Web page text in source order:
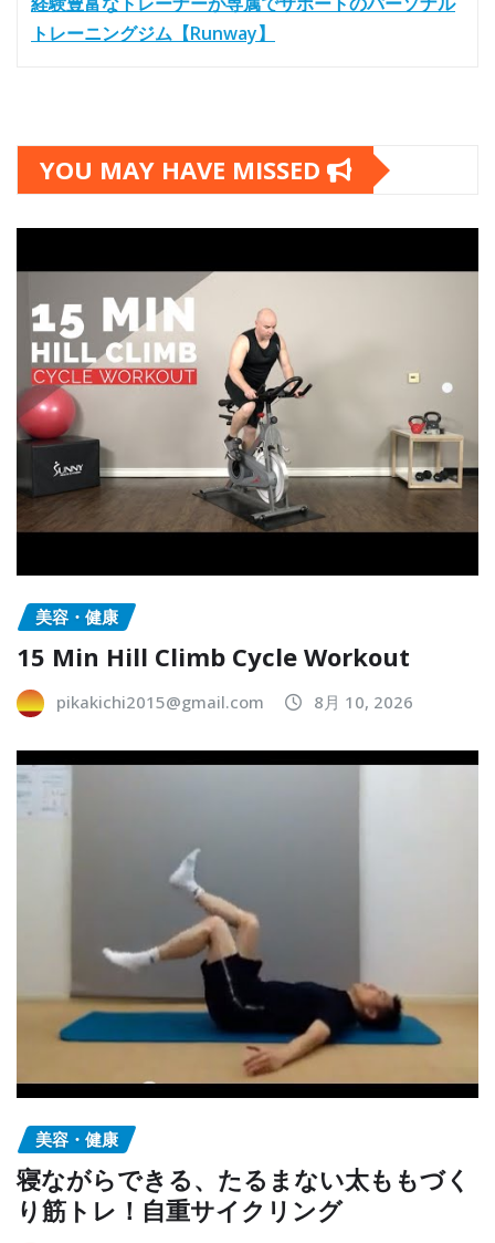
トレーニングジム【Runway】
YOU MAY HAVE MISSED
美容・健康
15 Min Hill Climb Cycle Workout
pikakichi2015@gmail.com 8月 10, 2026
美容・健康
寝ながらできる、たるまない太ももづく
り筋トレ！自重サイクリング